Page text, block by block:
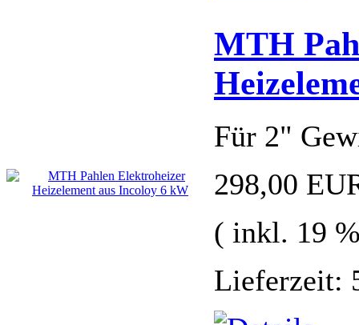
MTH
Für 2"
298,00
( inkl. 19
Lieferzeit: